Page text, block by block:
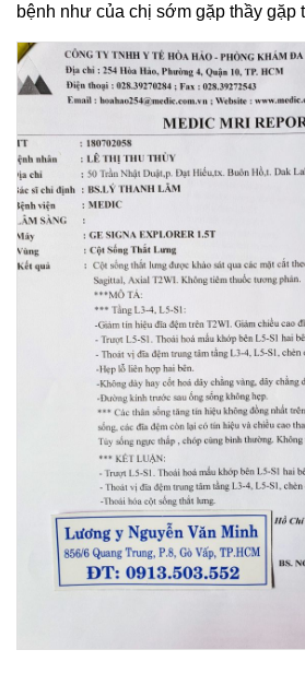
bệnh như của chị sớm gặp thầy gặp